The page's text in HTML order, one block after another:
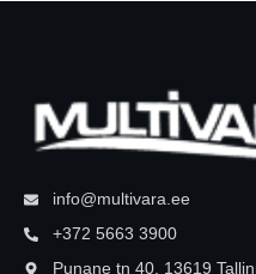
info@multivara.ee
+372 5663 3900
Punane tn 40, 13619